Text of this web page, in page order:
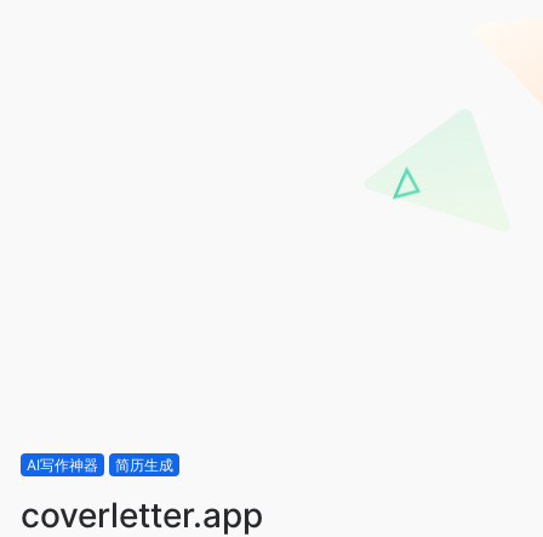
AI写作神器 简历生成
coverletter.app